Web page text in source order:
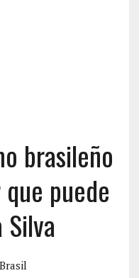
brasileño
puede